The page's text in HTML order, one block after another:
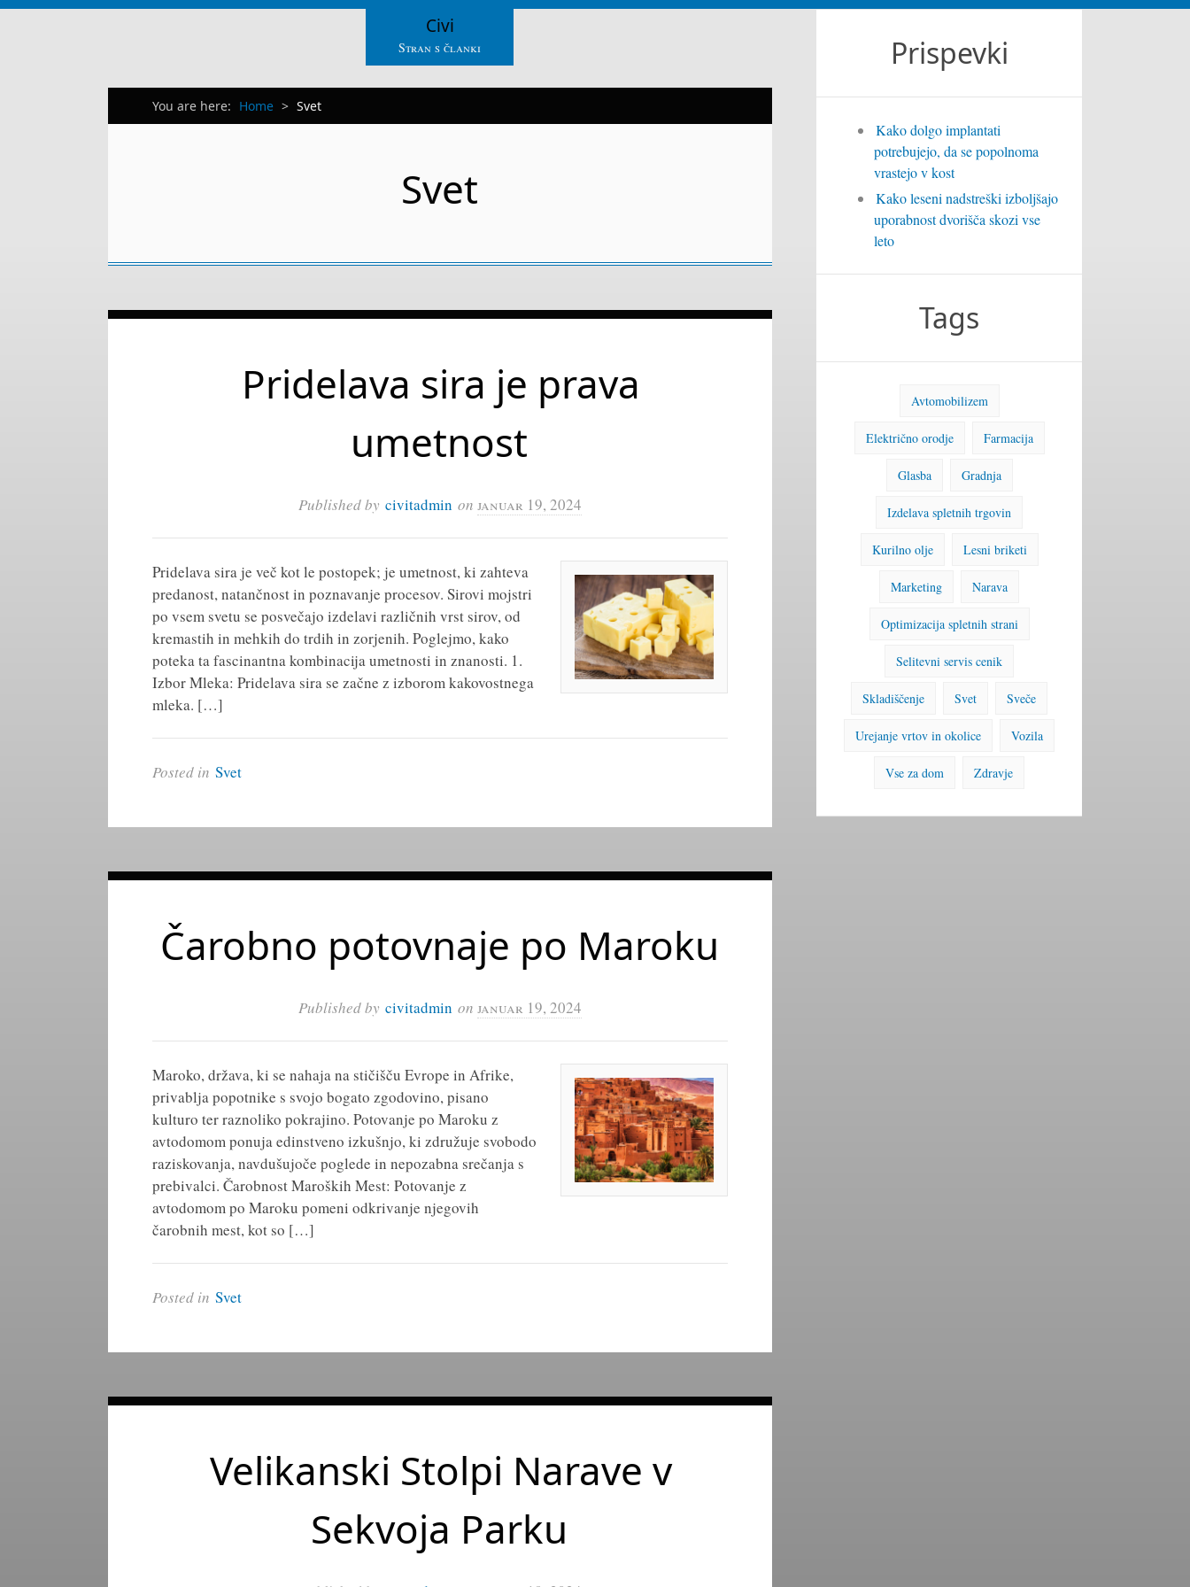
Civi
Stran s članki
You are here: Home > Svet
Svet
Pridelava sira je prava
umetnost
Published by civitadmin on januar 19, 2024
Pridelava sira je več kot le postopek; je umetnost, ki zahteva
predanost, natančnost in poznavanje procesov. Sirovi mojstri
po vsem svetu se posvečajo izdelavi različnih vrst sirov, od
kremastih in mehkih do trdih in zorjenih. Poglejmo, kako
poteka ta fascinantna kombinacija umetnosti in znanosti. 1.
Izbor Mleka: Pridelava sira se začne z izborom kakovostnega
mleka. […]
Posted in Svet
Čarobno potovnaje po Maroku
Published by civitadmin on januar 19, 2024
Maroko, država, ki se nahaja na stičišču Evrope in Afrike,
privablja popotnike s svojo bogato zgodovino, pisano
kulturo ter raznoliko pokrajino. Potovanje po Maroku z
avtodomom ponuja edinstveno izkušnjo, ki združuje svobodo
raziskovanja, navdušujoče poglede in nepozabna srečanja s
prebivalci. Čarobnost Maroških Mest: Potovanje z
avtodomom po Maroku pomeni odkrivanje njegovih
čarobnih mest, kot so […]
Posted in Svet
Velikanski Stolpi Narave v
Sekvoja Parku
Prispevki
Kako dolgo implantati
potrebujejo, da se popolnoma
vrastejo v kost
Kako leseni nadstreški izboljšajo
uporabnost dvorišča skozi vse
leto
Tags
Avtomobilizem
Električno orodje Farmacija
Glasba Gradnja
Izdelava spletnih trgovin
Kurilno olje Lesni briketi
Marketing Narava
Optimizacija spletnih strani
Selitevni servis cenik
Skladiščenje Svet Sveče
Urejanje vrtov in okolice Vozila
Vse za dom Zdravje